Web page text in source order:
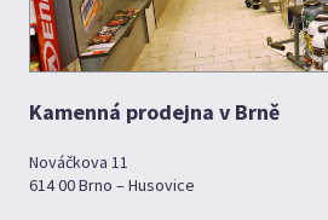
Kamenná prodejna v Brně
Nováčkova 11
614 00 Brno – Husovice